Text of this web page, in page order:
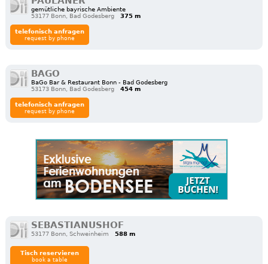
gemütliche bayrische Ambiente
53177 Bonn, Bad Godesberg
375 m
telefonisch anfragen
request by phone
BAGO
BaGo Bar & Restaurant Bonn - Bad Godesberg
53173 Bonn, Bad Godesberg
454 m
telefonisch anfragen
request by phone
SEBASTIANUSHOF
53177 Bonn, Schweinheim 588 m
Tisch reservieren
book a table